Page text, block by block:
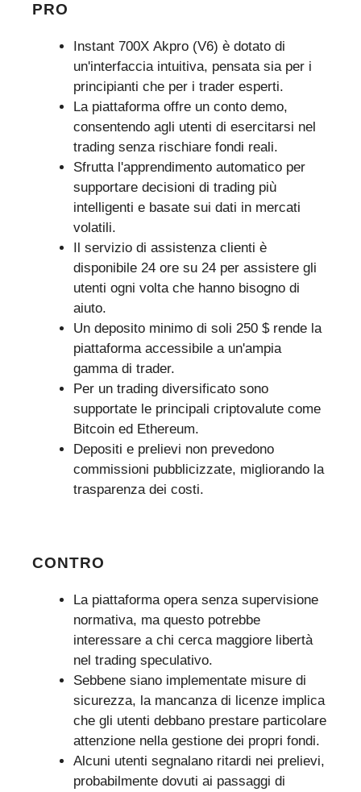
PRO
Instant 700X Akpro (V6) è dotato di
un'interfaccia intuitiva, pensata sia per i
principianti che per i trader esperti.
La piattaforma offre un conto demo,
consentendo agli utenti di esercitarsi nel
trading senza rischiare fondi reali.
Sfrutta l'apprendimento automatico per
supportare decisioni di trading più
intelligenti e basate sui dati in mercati
volatili.
Il servizio di assistenza clienti è
disponibile 24 ore su 24 per assistere gli
utenti ogni volta che hanno bisogno di
aiuto.
Un deposito minimo di soli 250 $ rende la
piattaforma accessibile a un'ampia
gamma di trader.
Per un trading diversificato sono
supportate le principali criptovalute come
Bitcoin ed Ethereum.
Depositi e prelievi non prevedono
commissioni pubblicizzate, migliorando la
trasparenza dei costi.
CONTRO
La piattaforma opera senza supervisione
normativa, ma questo potrebbe
interessare a chi cerca maggiore libertà
nel trading speculativo.
Sebbene siano implementate misure di
sicurezza, la mancanza di licenze implica
che gli utenti debbano prestare particolare
attenzione nella gestione dei propri fondi.
Alcuni utenti segnalano ritardi nei prelievi,
probabilmente dovuti ai passaggi di